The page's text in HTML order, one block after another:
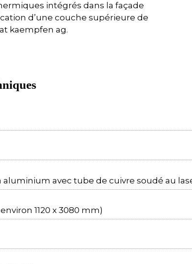
intégrés dans la façade
d’une couche supérieure de
kaempfen ag.
aluminium avec tube de cuivre soudé au
1120 x 3080 mm)